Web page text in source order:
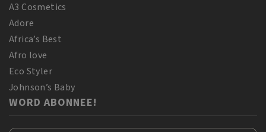
A3 Cosmetics
Adore
Africa’s Best
Afro love
Eco Styler
Johnson’s Baby
WORD ABONNEE!